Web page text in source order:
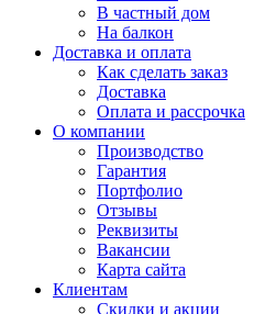
В частный дом
На балкон
Доставка и оплата
Как сделать заказ
Доставка
Оплата и рассрочка
О компании
Производство
Гарантия
Портфолио
Отзывы
Реквизиты
Вакансии
Карта сайта
Клиентам
Скидки и акции